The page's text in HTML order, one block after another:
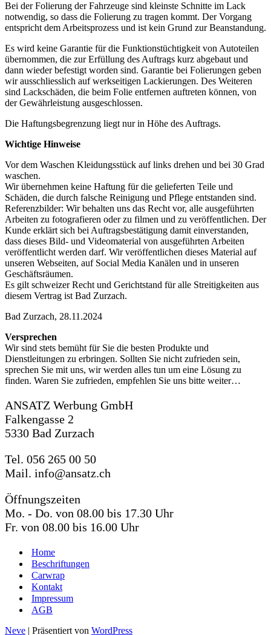
Bei der Folierung der Fahrzeuge sind kleinste Schnitte im Lack
notwendig, so dass die Folierung zu tragen kommt. Der Vorgang
entspricht dem Arbeitsprozess und ist kein Grund zur Beanstandung.
Es wird keine Garantie für die Funktionstüchtigkeit von Autoteilen
übernommen, die zur Erfüllung des Auftrags kurz abgebaut und
dann wieder befestigt worden sind. Garantie bei Folierungen geben
wir ausschliesslich auf werkseitigen Lackierungen. Des Weiteren
sind Lackschäden, die beim Folie entfernen auftreten können, von
der Gewährleistung ausgeschlossen.
Die Haftungsbegrenzung liegt nur in Höhe des Auftrags.
Wichtige Hinweise
Vor dem Waschen Kleidungsstück auf links drehen und bei 30 Grad
waschen.
Wir übernehmen keine Haftung für die gelieferten Teile und
Schäden, die durch falsche Reinigung und Pflege entstanden sind.
Referenzbilder: Wir behalten uns das Recht vor, alle ausgeführten
Arbeiten zu fotografieren oder zu filmen und zu veröffentlichen. Der
Kunde erklärt sich bei Auftragsbestätigung damit einverstanden,
dass dieses Bild- und Videomaterial von ausgeführten Arbeiten
veröffentlicht werden darf. Wir veröffentlichen dieses Material auf
unseren Webseiten, auf Social Media Kanälen und in unseren
Geschäftsräumen.
Es gilt schweizer Recht und Gerichtstand für alle Streitigkeiten aus
diesem Vertrag ist Bad Zurzach.
Bad Zurzach, 28.11.2024
Versprechen
Wir sind stets bemüht für Sie die besten Produkte und
Dienstleitungen zu erbringen. Sollten Sie nicht zufrieden sein,
sprechen Sie mit uns, wir werden alles tun um eine Lösung zu
finden. Waren Sie zufrieden, empfehlen Sie uns bitte weiter…
ANSATZ Werbung GmbH
Falkengasse 2
5330 Bad Zurzach
Tel. 056 265 00 50
Mail. info@ansatz.ch
Öffnungszeiten
Mo. - Do. von 08.00 bis 17.30 Uhr
Fr. von 08.00 bis 16.00 Uhr
Home
Beschriftungen
Carwrap
Kontakt
Impressum
AGB
Neve | Präsentiert von WordPress